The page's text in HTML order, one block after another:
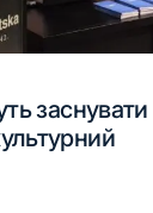
заснувати